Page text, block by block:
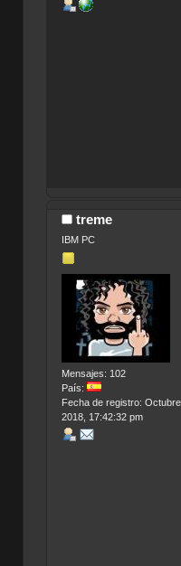
treme
IBM PC
Mensajes: 102
País:
Fecha de registro: Octubre
2018, 17:42:32 pm